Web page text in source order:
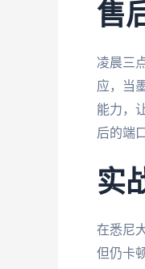
售
凌晨三
应，当
能力，
后的端
实
在悉尼
但仍卡